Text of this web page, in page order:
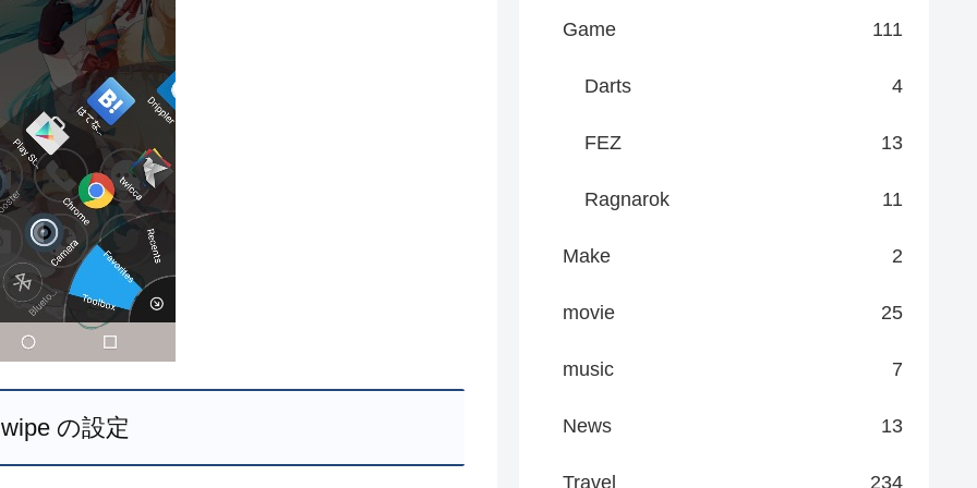
の設定
Game 111
Darts 4
FEZ 13
Ragnarok 11
Make 2
movie 25
music 7
News 13
Travel 234